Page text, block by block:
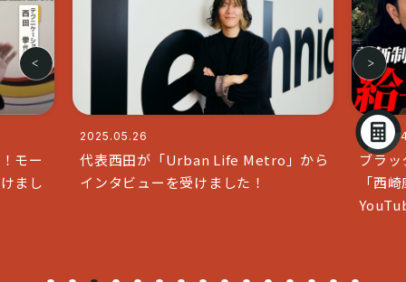
Metro」から
！
2025.04.11
ブラックな社長で人気のチャンネル
「西崎康平 ブラックな社長」と